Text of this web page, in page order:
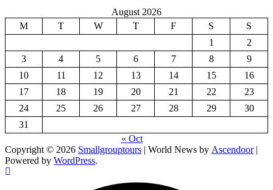
August 2026
M
T W T F S
S
1
2
3
4 5 6 7 8
9
10
11 12 13 14 15
16
17
18 19 20 21 22
23
24
25 26 27 28 29
30
31
« Oct
Copyright © 2026 Smallgrouptours | World News by Ascendoor|
Powered by WordPress.